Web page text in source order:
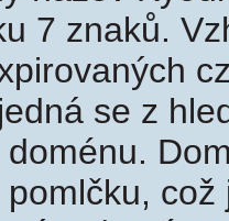
7 znaků.
se z
doménu.